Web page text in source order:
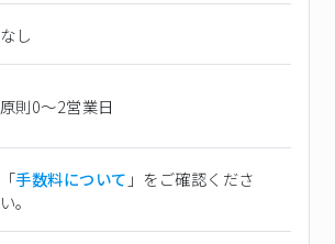
なし
原則0〜2営業日
「手数料について 」をご確認くださ
い。